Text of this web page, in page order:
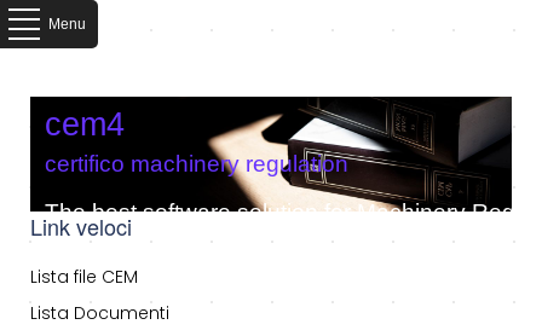
Menu
cem4
certifico machinery regulation
The best software solution for Machinery
Link veloci
Lista file CEM
Lista Documenti